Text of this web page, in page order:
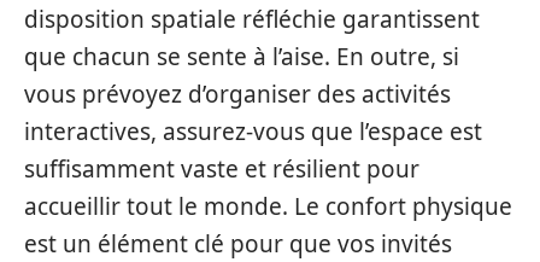
disposition spatiale réfléchie garantissent
que chacun se sente à l’aise. En outre, si
vous prévoyez d’organiser des activités
interactives, assurez-vous que l’espace est
suffisamment vaste et résilient pour
accueillir tout le monde. Le confort physique
est un élément clé pour que vos invités